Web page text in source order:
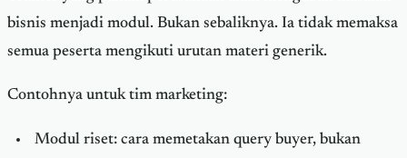
bisnis menjadi modul. Bukan sebaliknya. Ia tidak memaksa
semua peserta mengikuti urutan materi generik.
Contohnya untuk tim marketing:
Modul riset: cara memetakan query buyer, bukan